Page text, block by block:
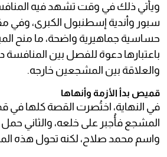
ويأتي ذلك في وقت تشهد فيه
سبور وأندية إسطنبول الكبرى، وفي
حساسية جماهيرية واضحة، ما منح
باعتبارها دعوة للفصل بين المنافسة
والعلاقة بين المشجعين خارجه.
قميص بدأ الأزمة وأنهاها
في النهاية، اختُصرت القصة كلها في
المشجع فأُجبر على خلعه، والثاني حمل
واسم محمد صلاح، لكنه تحول هذه